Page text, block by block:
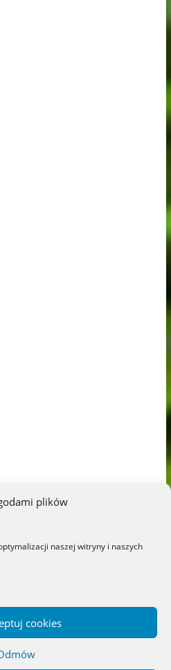
plików
naszej witryny i naszych
cookies
dla dzieci i młodzieży –